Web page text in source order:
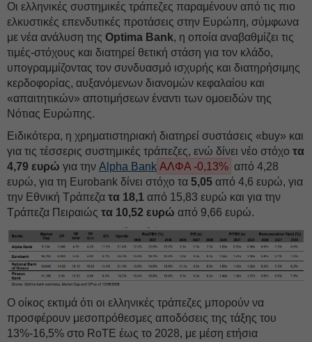
Οι ελληνικές συστημικές τράπεζες παραμένουν από τις πιο
ελκυστικές επενδυτικές προτάσεις στην Ευρώπη, σύμφωνα
με νέα ανάλυση της Optima Bank, η οποία αναβαθμίζει τις
τιμές-στόχους και διατηρεί θετική στάση για τον κλάδο,
υπογραμμίζοντας τον συνδυασμό ισχυρής και διατηρήσιμης
κερδοφορίας, αυξανόμενων διανομών κεφαλαίου και
«απαιτητικών» αποτιμήσεων έναντι των ομοειδών της
Νότιας Ευρώπης.
Ειδικότερα, η χρηματιστηριακή διατηρεί συστάσεις «buy» και
για τις τέσσερις συστημικές τράπεζες, ενώ δίνει νέο στόχο τα
4,79 ευρώ για την Alpha Bank ΑΛΦΑ -0,13% από 4,28
ευρώ, για τη Eurobank δίνει στόχο τα 5,05 από 4,6 ευρώ, για
την Εθνική Τράπεζα τα 18,1 από 15,83 ευρώ και για την
Τράπεζα Πειραιώς τα 10,52 ευρώ από 9,66 ευρώ.
Ο οίκος εκτιμά ότι οι ελληνικές τράπεζες μπορούν να
προσφέρουν μεσοπρόθεσμες αποδόσεις της τάξης του
13%-16,5% στο RoTE έως το 2028, με μέση ετήσια